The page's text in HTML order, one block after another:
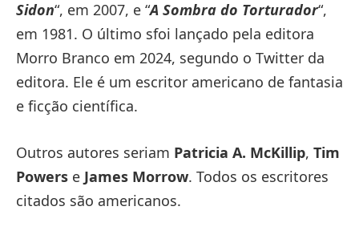
Sidon“, em 2007, e “A Sombra do Torturador“,
em 1981. O último sfoi lançado pela editora
Morro Branco em 2024, segundo o Twitter da
editora. Ele é um escritor americano de fantasia
e ficção científica.
Outros autores seriam Patricia A. McKillip, Tim
Powers e James Morrow. Todos os escritores
citados são americanos.